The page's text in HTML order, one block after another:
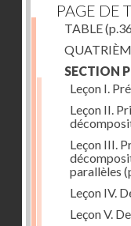
PAGE DE
TABLE
SECTION
Leçon I.
Leçon II.
Leçon III.
parallèles
Leçon IV.
Leçon V.